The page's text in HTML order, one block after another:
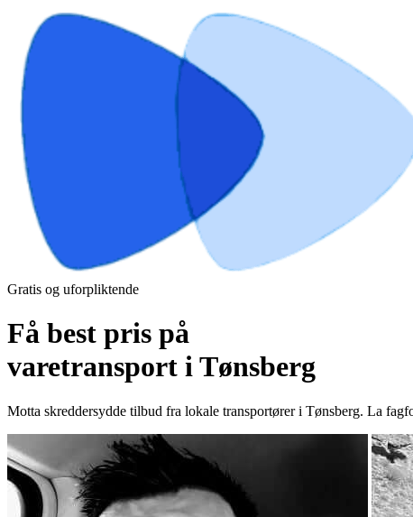
Gratis og uforpliktende
Få best pris på
varetransport i Tønsberg
Motta skreddersydde tilbud fra lokale transportører i Tønsberg. La